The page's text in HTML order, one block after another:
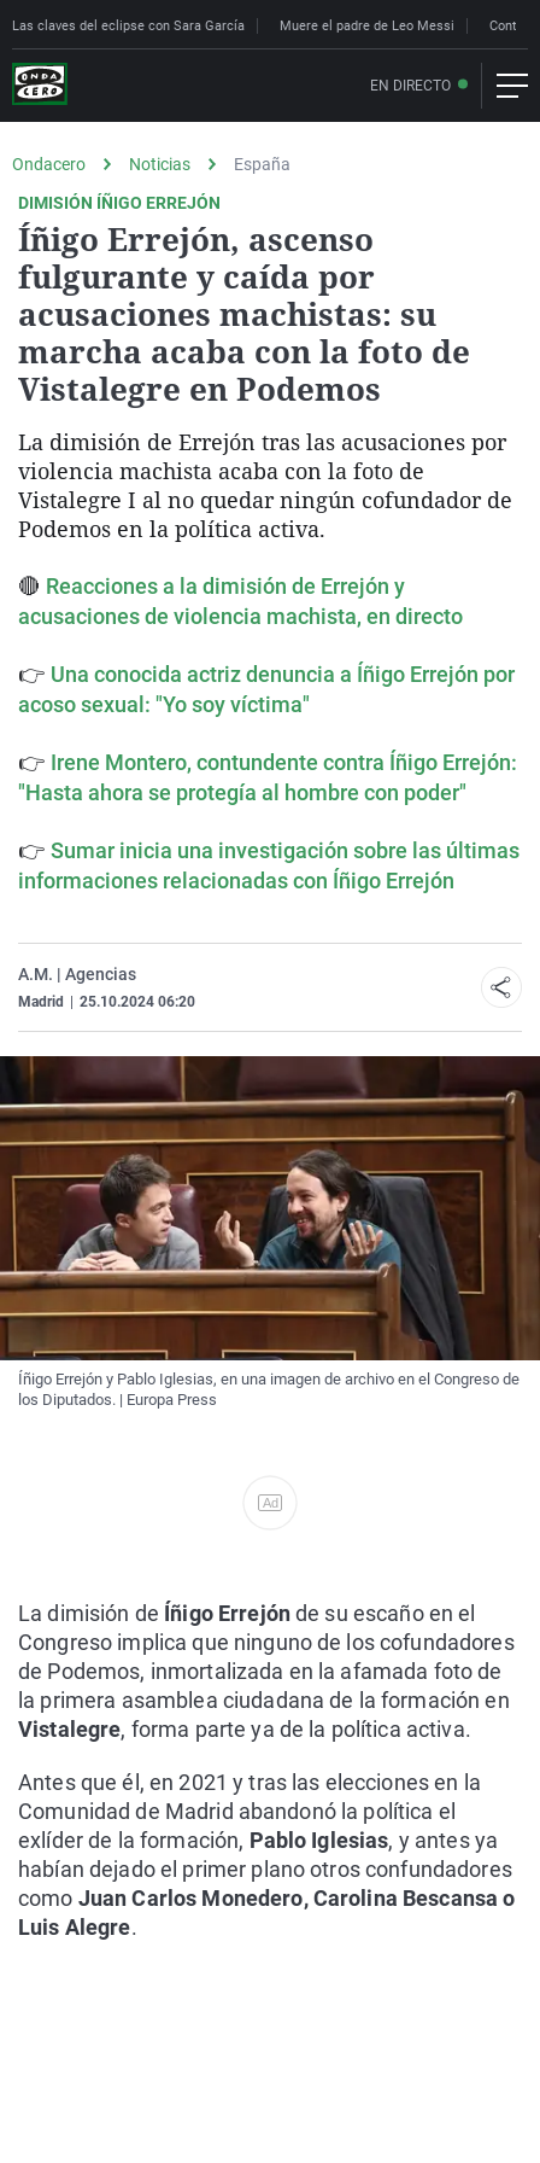
Las claves del eclipse con Sara García Muere el padre de Leo Messi
EN DIRECTO
Ondacero Noticias
España
DIMISIÓN ÍÑIGO ERREJÓN
Íñigo Errejón, ascenso
fulgurante y caída por
acusaciones machistas: su
marcha acaba con la foto de
Vistalegre en Podemos
La dimisión de Errejón tras las acusaciones por
violencia machista acaba con la foto de
Vistalegre I al no quedar ningún cofundador de
Podemos en la política activa.
🔴 Reacciones a la dimisión de Errejón y
acusaciones de violencia machista, en directo
👉 Una conocida actriz denuncia a Íñigo Errejón por
acoso sexual: "Yo soy víctima"
👉 Irene Montero, contundente contra Íñigo Errejón:
"Hasta ahora se protegía al hombre con poder"
👉 Sumar inicia una investigación sobre las últimas
informaciones relacionadas con Íñigo Errejón
A.M. | Agencias
Madrid 25.10.2024 06:20
Íñigo Errejón y Pablo Iglesias, en una imagen de archivo en el Congreso de
los Diputados. | Europa Press
Ad
La dimisión de Íñigo Errejónde su escaño en el
Congreso implica que ninguno de los cofundadores
de Podemos, inmortalizada en la afamada foto de
la primera asamblea ciudadana de la formación en
Vistalegre, forma parte ya de la política activa.
Antes que él, en 2021 y tras las elecciones en la
Comunidad de Madrid abandonó la política el
exlíder de la formación, Pablo Iglesias, y antes ya
habían dejado el primer plano otros confundadores
como Juan Carlos Monedero, Carolina Bescansa o
Luis Alegre.